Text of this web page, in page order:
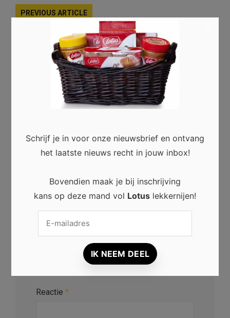
PREVIOUS ARTICLE
5 Veelgemaakte Fouten bij het
Bedrukken van Werktruien (en Hoe je
Ze Voorkomt)
NEXT ARTICLE
blauwe plek?
Je e-mailadres zal niet getoond worden.
Reactie *
Schrijf je in voor onze nieuwsbrief en ontvang
het laatste nieuws recht in jouw inbox!
Bovendien maak je bij inschrijving
kans op deze mand vol Lotus lekkernijen!